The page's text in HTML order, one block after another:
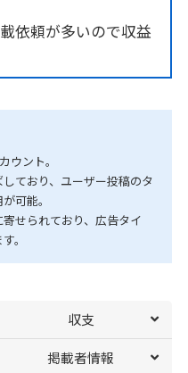
依頼が多いので収益
ウント。
ており、ユーザー投稿のタ
可能。
せられており、広告タイ
。
収支
掲載者情報